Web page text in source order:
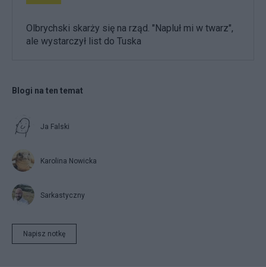
Olbrychski skarży się na rząd. "Napluł mi w twarz",
ale wystarczył list do Tuska
Blogi na ten temat
Ja Falski
Karolina Nowicka
Sarkastyczny
Napisz notkę